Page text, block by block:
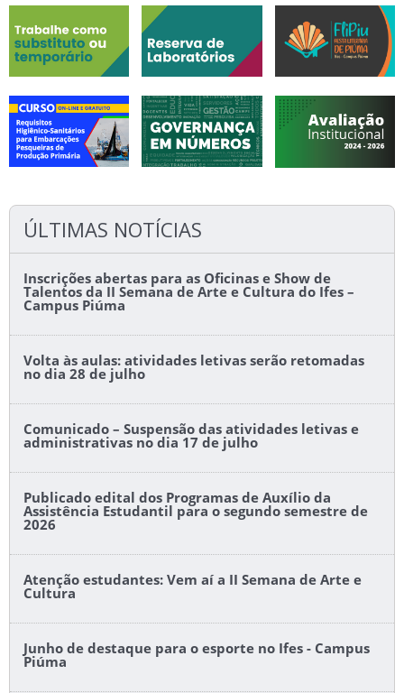
ÚLTIMAS NOTÍCIAS
Inscrições abertas para as Oficinas e Show de
Talentos da II Semana de Arte e Cultura do Ifes –
Campus Piúma
Volta às aulas: atividades letivas serão retomadas
no dia 28 de julho
Comunicado – Suspensão das atividades letivas e
administrativas no dia 17 de julho
Publicado edital dos Programas de Auxílio da
Assistência Estudantil para o segundo semestre de
2026
Atenção estudantes: Vem aí a II Semana de Arte e
Cultura
Junho de destaque para o esporte no Ifes - Campus
Piúma